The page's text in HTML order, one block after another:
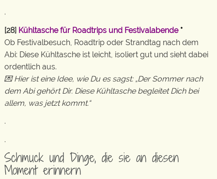
.
[28] Kühltasche für Roadtrips und Festivalabende *
Ob Festivalbesuch, Roadtrip oder Strandtag nach dem
Abi: Diese Kühltasche ist leicht, isoliert gut und sieht dabei
ordentlich aus.
💌 Hier ist eine Idee, wie Du es sagst: „Der Sommer nach
dem Abi gehört Dir. Diese Kühltasche begleitet Dich bei
allem, was jetzt kommt.“
.
.
Schmuck und Dinge, die sie an diesen
Moment erinnern